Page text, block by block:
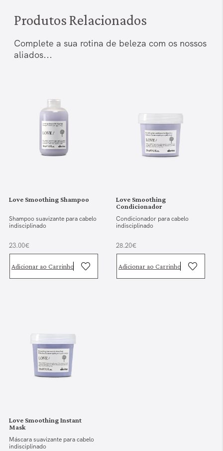
Produtos Relacionados
Complete a sua rotina de beleza com os nossos
aliados...
Love Smoothing Shampoo
Shampoo suavizante para cabelo
indisciplinado
23.00€
Adicionar ao Carrinho
Love Smoothing
Condicionador
Condicionador para cabelo
indisciplinado
28.20€
Adicionar ao Carrinho
Love Smoothing Instant
Mask
Máscara suavizante para cabelo
indisciplinado